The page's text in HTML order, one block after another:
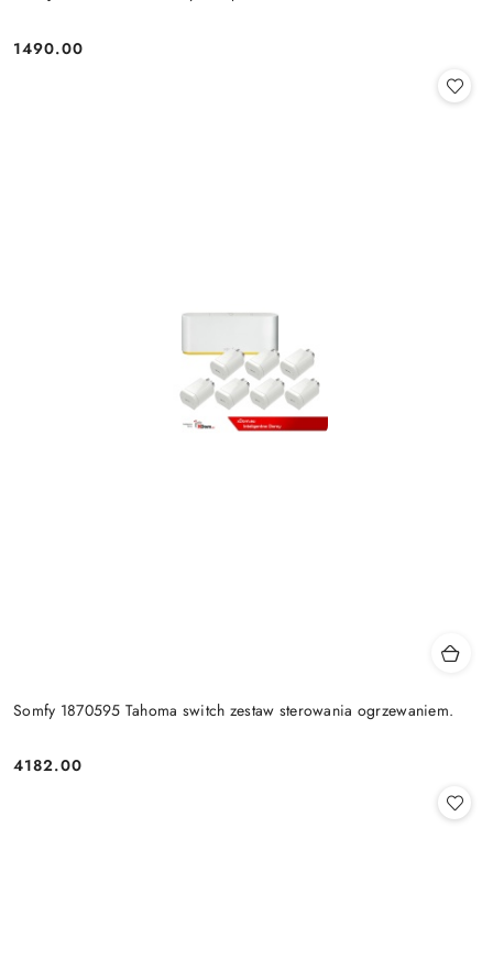
Cena:
1490.00
Somfy 1870595 Tahoma switch zestaw sterowania ogrzewaniem.
Cena:
4182.00